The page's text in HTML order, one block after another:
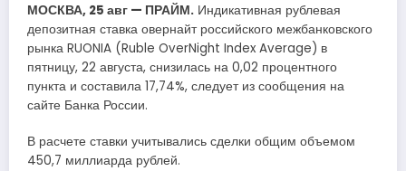
МОСКВА, 25 авг — ПРАЙМ. Индикативная рублевая
депозитная ставка овернайт российского межбанковского
рынка RUONIA (Ruble OverNight Index Average) в
пятницу, 22 августа, снизилась на 0,02 процентного
пункта и составила 17,74%, следует из сообщения на
сайте Банка России.
В расчете ставки учитывались сделки общим объемом
450,7 миллиарда рублей.